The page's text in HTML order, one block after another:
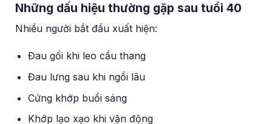
Những dấu hiệu thường gặp sau tuổi 40
Nhiều người bắt đầu xuất hiện:
Đau gối khi leo cầu thang
Đau lưng sau khi ngồi lâu
Cứng khớp buổi sáng
Khớp lạo xạo khi vận động